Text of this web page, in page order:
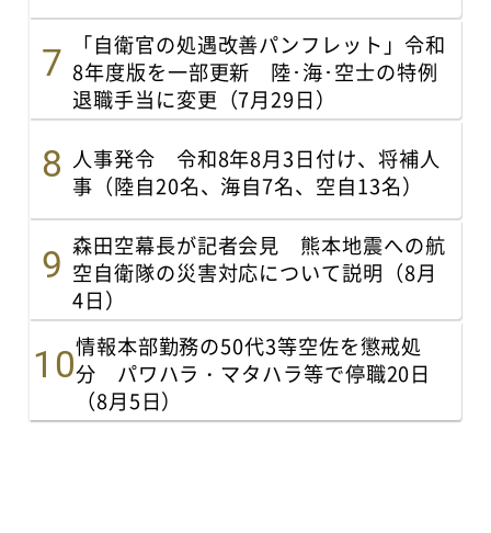
「自衛官の処遇改善パンフレット」令和
8年度版を一部更新 陸･海･空士の特例
退職手当に変更（7月29日）
人事発令 令和8年8月3日付け、将補人
事（陸自20名、海自7名、空自13名）
森田空幕長が記者会見 熊本地震への航
空自衛隊の災害対応について説明（8月
4日）
情報本部勤務の50代3等空佐を懲戒処
分 パワハラ・マタハラ等で停職20日
（8月5日）